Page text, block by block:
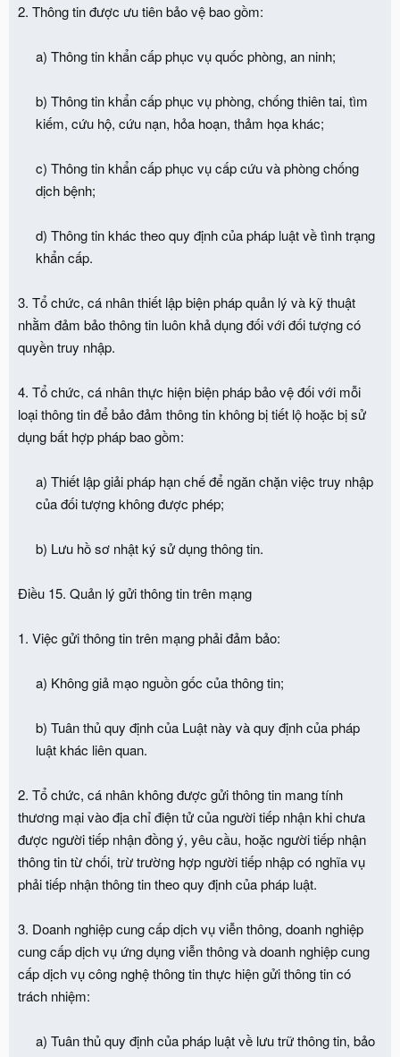
2. Thông tin được ưu tiên bảo vệ bao gồm:
a) Thông tin khẩn cấp phục vụ quốc phòng, an ninh;
b) Thông tin khẩn cấp phục vụ phòng, chống thiên tai, tìm
kiếm, cứu hộ, cứu nạn, hỏa hoạn, thảm họa khác;
c) Thông tin khẩn cấp phục vụ cấp cứu và phòng chống
dịch bệnh;
d) Thông tin khác theo quy định của pháp luật về tình trạng
khẩn cấp.​
3. Tổ chức, cá nhân thiết lập biện pháp quản lý và kỹ thuật
nhằm đảm bảo thông tin luôn khả dụng đối với đối tượng có
quyền truy nhập.
4. Tổ chức, cá nhân thực hiện biện pháp bảo vệ đối với mỗi
loại thông tin để bảo đảm thông tin không bị tiết lộ hoặc bị sử
dụng bất hợp pháp bao gồm:
a) Thiết lập giải pháp hạn chế để ngăn chặn việc truy nhập
của đối tượng không được phép;
b) Lưu hồ sơ nhật ký sử dụng thông tin.​
Điều 15. Quản lý gửi thông tin trên mạng
1. Việc gửi thông tin trên mạng phải đảm bảo:
a) Không giả mạo nguồn gốc của thông tin;
b) Tuân thủ quy định của Luật này và quy định của pháp
luật khác liên quan.​
2. Tổ chức, cá nhân không được gửi thông tin mang tính
thương mại vào địa chỉ điện tử của người tiếp nhận khi chưa
được người tiếp nhận đồng ý, yêu cầu, hoặc người tiếp nhận
thông tin từ chối, trừ trường hợp người tiếp nhập có nghĩa vụ
phải tiếp nhận thông tin theo quy định của pháp luật.
3. Doanh nghiệp cung cấp dịch vụ viễn thông, doanh nghiệp
cung cấp dịch vụ ứng dụng viễn thông và doanh nghiệp cung
cấp dịch vụ công nghệ thông tin thực hiện gửi thông tin có
trách nhiệm:
a) Tuân thủ quy định của pháp luật về lưu trữ thông tin, bảo